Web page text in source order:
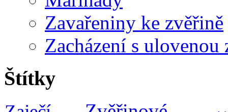
Zavařeniny ke zvěřině
Zacházení s ulovenou
Štítky